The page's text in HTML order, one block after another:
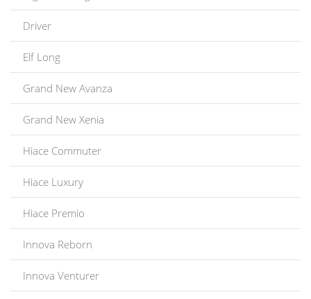
Driver
Elf Long
Grand New Avanza
Grand New Xenia
Hiace Commuter
Hiace Luxury
Hiace Premio
Innova Reborn
Innova Venturer